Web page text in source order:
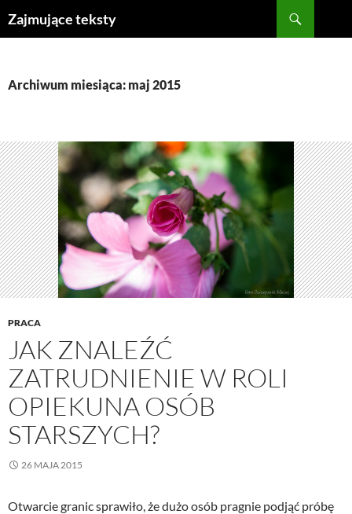
Zajmujące teksty
Archiwum miesiąca: maj 2015
PRACA
JAK ZNALEŹĆ
ZATRUDNIENIE W ROLI
OPIEKUNA OSÓB
STARSZYCH?
26 MAJA 2015
Otwarcie granic sprawiło, że dużo osób pragnie podjąć próbę